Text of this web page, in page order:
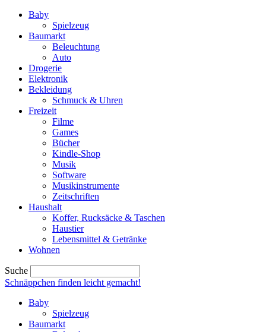
Baby
Spielzeug
Baumarkt
Beleuchtung
Auto
Drogerie
Elektronik
Bekleidung
Schmuck & Uhren
Freizeit
Filme
Games
Bücher
Kindle-Shop
Musik
Software
Musikinstrumente
Zeitschriften
Haushalt
Koffer, Rucksäcke & Taschen
Haustier
Lebensmittel & Getränke
Wohnen
Suche
Schnäppchen finden leicht gemacht!
Baby
Spielzeug
Baumarkt